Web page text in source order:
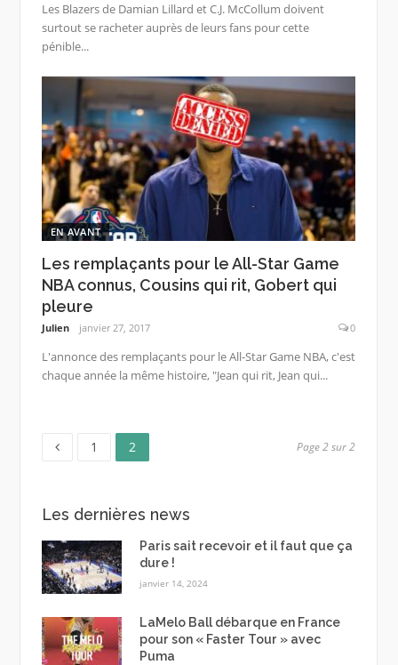
Les Blazers de Damian Lillard et C.J. McCollum doivent
surtout se racheter auprès de leurs fans pour cette
pénible...
EN AVANT
Les remplaçants pour le All-Star Game
NBA connus, Cousins qui rit, Gobert qui
pleure
Julien janvier 27, 2017 0
L'annonce des remplaçants pour le All-Star Game NBA, c'est
chaque année la même histoire, "Jean qui rit, Jean qui...
Pagination
publications
Page
1 Page
2 Page 2 sur 2
Les dernières news
Paris sait recevoir et il faut que ça
dure !
janvier 14, 2024
LaMelo Ball débarque en France
pour son « Faster Tour » avec
Puma